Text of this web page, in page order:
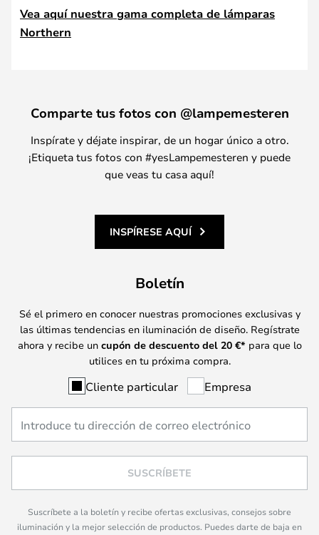
Vea aquí nuestra gama completa de lámparas
Northern
Comparte tus fotos con @lampemesteren
Inspírate y déjate inspirar, de un hogar único a otro.
¡Etiqueta tus fotos con #yesLampemesteren y puede
que veas tu casa aquí!
INSPÍRESE AQUÍ
Boletín
Sé el primero en conocer nuestras promociones exclusivas y
las últimas tendencias en iluminación de diseño. Regístrate
ahora y recibe un cupón de descuento del 20 €* para que lo
utilices en tu próxima compra.
Cliente particular Empresa
SUSCRÍBETE
Suscríbete a la boletín y recibe ofertas exclusivas, consejos sobre
iluminación y la mejor selección de productos. Puedes darte de baja en